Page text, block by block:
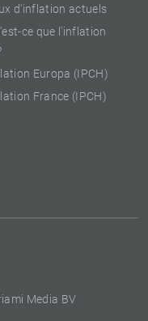
Media BV
d'inflation actuels
ce que l'inflation
Europa (IPCH)
France (IPCH)